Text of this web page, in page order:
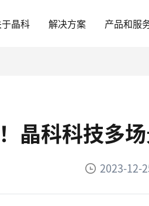
晶科 解决方案 产品和服
晶科科技多
2023-12-